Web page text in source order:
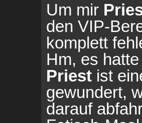
Um mir
den VIP-
komplett
Hm, es
Priestist
gewundert,
darauf